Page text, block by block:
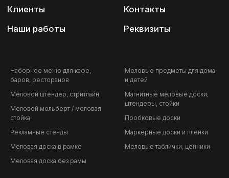
Наборное меню для кафе,
баров, ресторанов
Меловой штендер, стритлайн
Меловой мольберт / меловая
стойка
Рекламные стенды
Меловая доска в рамке
Меловая доска без рамы
Меловые предметы для дома
и детей
Магнитные меловые доски,
штендеры, стойки
Пробковые доски
Маркерные доски и пленки
Меловые таблички, ценники